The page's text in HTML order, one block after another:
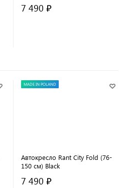
7 490 ₽
MADE IN POLAND
Автокресло Rant City Fold (76-
150 см) Black
7 490 ₽